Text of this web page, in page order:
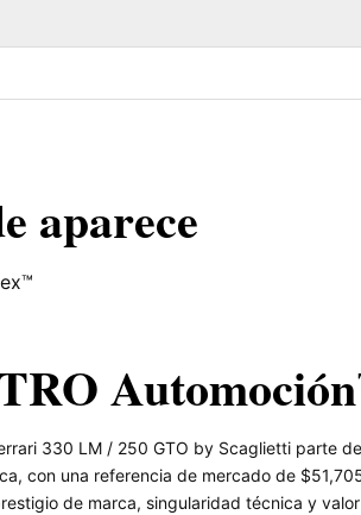
aparece
330 LM / 250 GTO by Scaglietti parte
con una referencia de mercado de
de marca, singularidad técnica y